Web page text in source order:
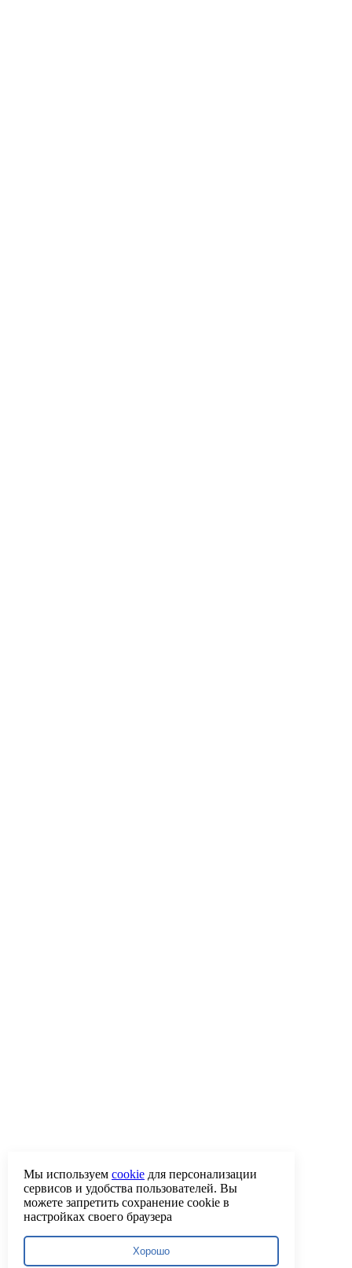
Мы используем cookie для персонализации
сервисов и удобства пользователей. Вы
можете запретить сохранение cookie в
настройках своего браузера
Хорошо